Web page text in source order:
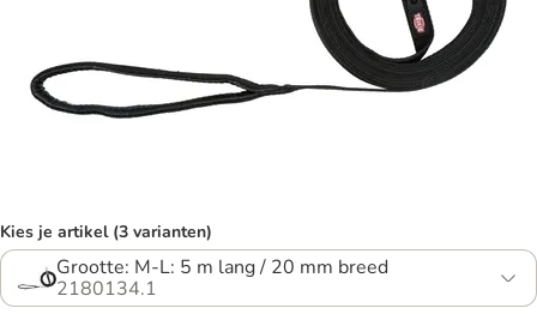
Kies je artikel (3 varianten)
Grootte: M-L: 5 m lang / 20 mm breed
2180134.1